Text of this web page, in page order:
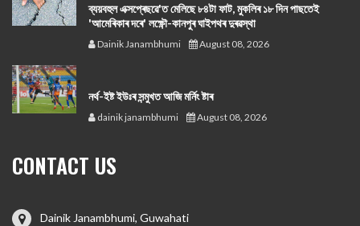
ব্যয়বহুল এক্সপ্ৰেছৱে'ত মেলিছে ৮৪টা ফাট, মুকলিৰ ১৮ দিন পাছতেই
'আমেৰিকাৰ দৰে' লক্ষ্ণৌ-কানপুৰ ঘাইপথৰ দুৰৱস্থা
Dainik Janambhumi August 08, 2026
নর্থ-ইষ্ট ইউঃৰ সন্মুখত আজি মর্নিং ষ্টাৰ
dainik janambhumi August 08, 2026
CONTACT US
Dainik Janambhumi, Guwahati